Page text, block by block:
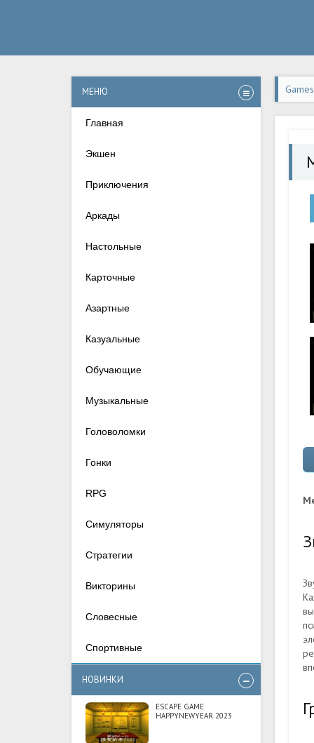
МЕНЮ
Главная
Экшен
Приключения
Аркады
Настольные
Карточные
Азартные
Казуальные
Обучающие
Музыкальные
Головоломки
Гонки
RPG
Симуляторы
Стратегии
Викторины
Словесные
Спортивные
НОВИНКИ
ESCAPE GAME
HAPPYNEWYEAR 2023